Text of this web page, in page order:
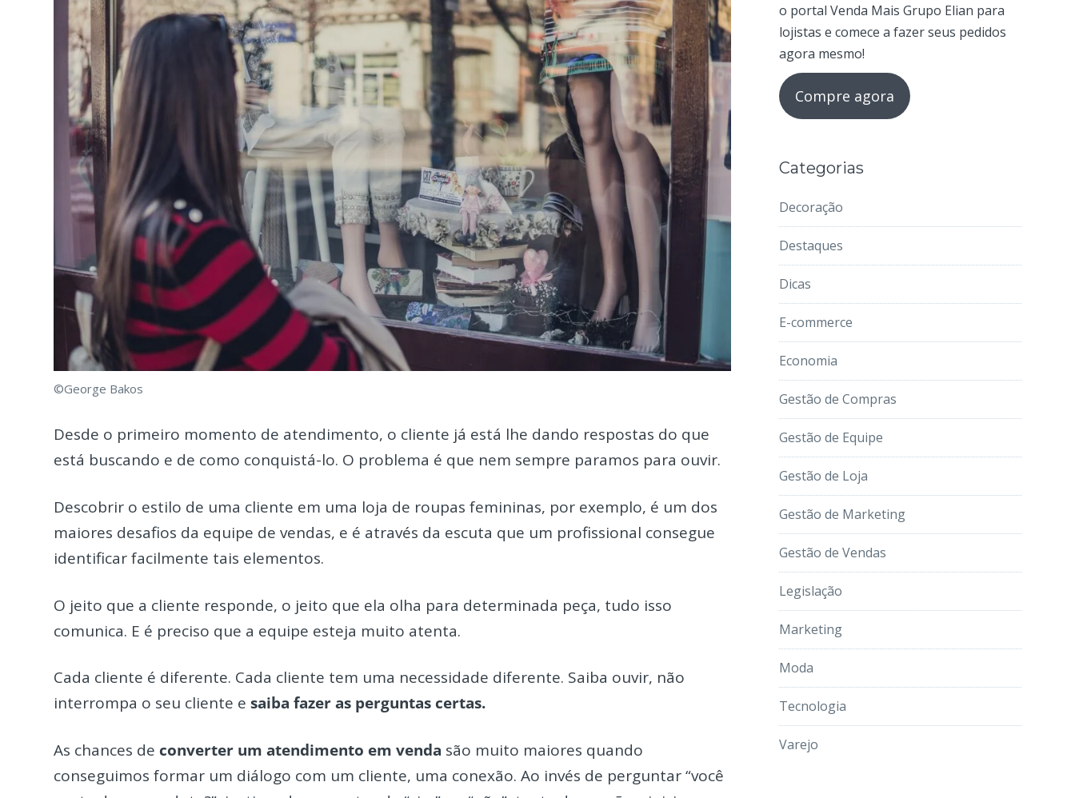
©George Bakos
Desde o primeiro momento de atendimento, o cliente já está lhe dando respostas do que
está buscando e de como conquistá-lo. O problema é que nem sempre paramos para ouvir.
Descobrir o estilo de uma cliente em uma loja de roupas femininas, por exemplo, é um dos
maiores desafios da equipe de vendas, e é através da escuta que um profissional consegue
identificar facilmente tais elementos.
O jeito que a cliente responde, o jeito que ela olha para determinada peça, tudo isso
comunica. E é preciso que a equipe esteja muito atenta.
Cada cliente é diferente. Cada cliente tem uma necessidade diferente. Saiba ouvir, não
interrompa o seu cliente esaiba fazer as perguntas certas.
As chances de converter um atendimento em venda são muito maiores quando
conseguimos formar um diálogo com um cliente, uma conexão. Ao invés de perguntar “você
o portal Venda Mais Grupo Elian para
lojistas e comece a fazer seus pedidos
agora mesmo!
Compre agora
Categorias
Decoração
Destaques
Dicas
E-commerce
Economia
Gestão de Compras
Gestão de Equipe
Gestão de Loja
Gestão de Marketing
Gestão de Vendas
Legislação
Marketing
Moda
Tecnologia
Varejo